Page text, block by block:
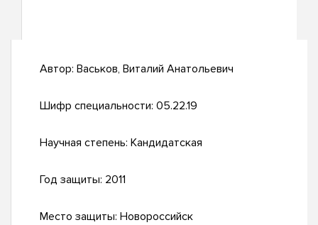
Автор: Васьков, Виталий Анатольевич
Шифр специальности: 05.22.19
Научная степень: Кандидатская
Год защиты: 2011
Место защиты: Новороссийск